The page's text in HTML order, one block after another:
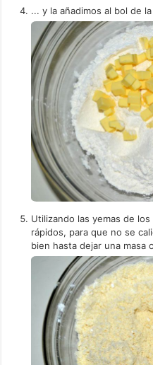
... y la añadimos al bol de
Utilizando las yemas de
rápidos, para que no se
bien hasta dejar una masa